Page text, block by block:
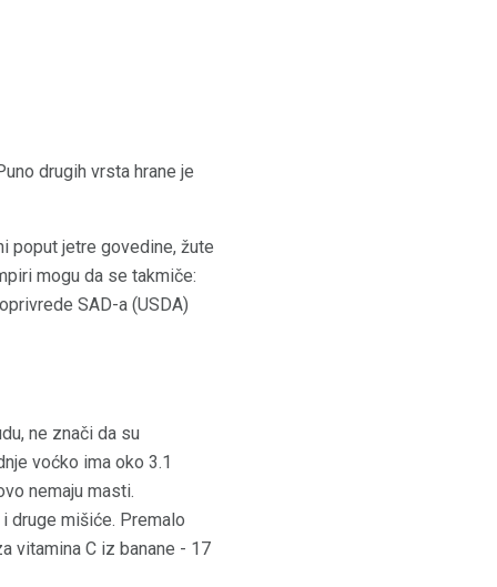
drugih vrsta hrane je
poput jetre govedine, žute
mogu da se takmiče:
SAD-a (USDA)
ne znači da su
voćko ima oko 3.1
nemaju masti.
druge mišiće. Premalo
vitamina C iz banane - 17